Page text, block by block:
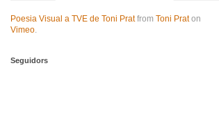
Poesia Visual a TVE de Toni Pratfrom Toni Praton
Vimeo.
Seguidors